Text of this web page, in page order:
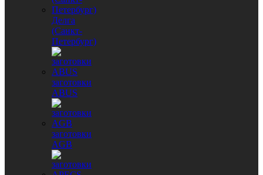
Делга
(Санкт-
Петербург)
заготовки
ABUS
заготовки
AGB